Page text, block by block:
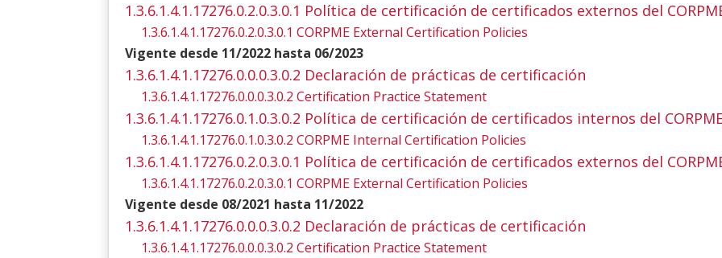
1.3.6.1.4.1.17276.0.2.0.3.0.1 Política de certificación de certificados externos del
1.3.6.1.4.1.17276.0.2.0.3.0.1 CORPME External Certification Policies
Vigente desde 11/2022 hasta 06/2023
1.3.6.1.4.1.17276.0.0.0.3.0.2 Declaración de prácticas de certificación
1.3.6.1.4.1.17276.0.0.0.3.0.2 Certification Practice Statement
1.3.6.1.4.1.17276.0.1.0.3.0.2 Política de certificación de certificados internos del
1.3.6.1.4.1.17276.0.1.0.3.0.2 CORPME Internal Certification Policies
1.3.6.1.4.1.17276.0.2.0.3.0.1 Política de certificación de certificados externos del
1.3.6.1.4.1.17276.0.2.0.3.0.1 CORPME External Certification Policies
Vigente desde 08/2021 hasta 11/2022
1.3.6.1.4.1.17276.0.0.0.3.0.2 Declaración de prácticas de certificación
1.3.6.1.4.1.17276.0.0.0.3.0.2 Certification Practice Statement